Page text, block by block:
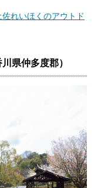
れいほくのアウトド
県仲多度郡）